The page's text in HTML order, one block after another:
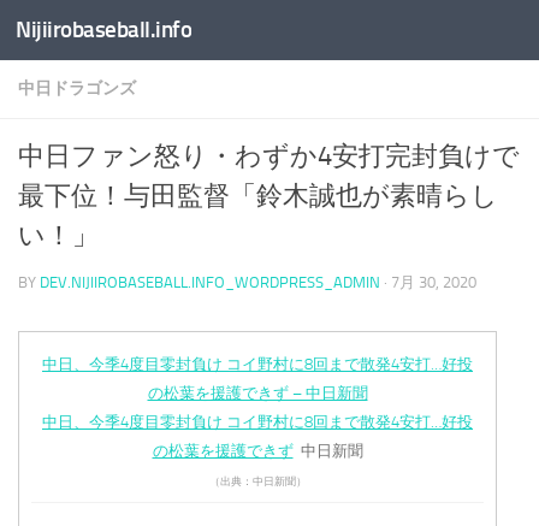
コンテンツへスキップ
Nijiirobaseball.info
中日ドラゴンズ
中日ファン怒り・わずか4安打完封負けで
最下位！与田監督「鈴木誠也が素晴らし
い！」
BY DEV.NIJIIROBASEBALL.INFO_WORDPRESS_ADMIN · 7月 30, 2020
中日、今季4度目零封負け コイ野村に8回まで散発4安打…好投
の松葉を援護できず – 中日新聞
中日、今季4度目零封負け コイ野村に8回まで散発4安打…好投
の松葉を援護できず 中日新聞
（出典：中日新聞）